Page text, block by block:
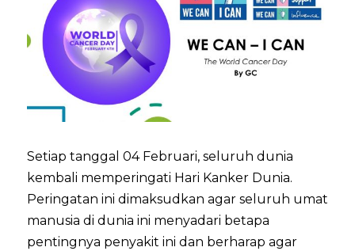
Setiap tanggal 04 Februari, seluruh dunia
kembali memperingati Hari Kanker Dunia.
Peringatan ini dimaksudkan agar seluruh umat
manusia di dunia ini menyadari betapa
pentingnya penyakit ini dan berharap agar